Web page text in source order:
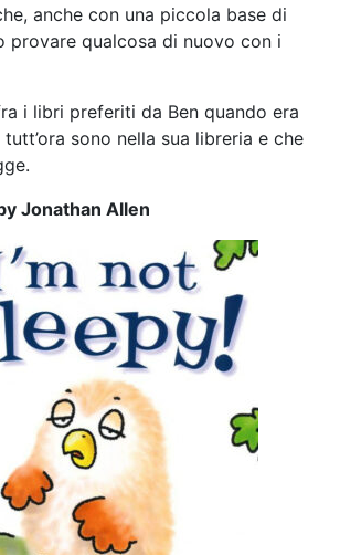
anche con una piccola base di
provare qualcosa di nuovo con i
i libri preferiti da Ben quando era
sono nella sua libreria e che
Jonathan Allen